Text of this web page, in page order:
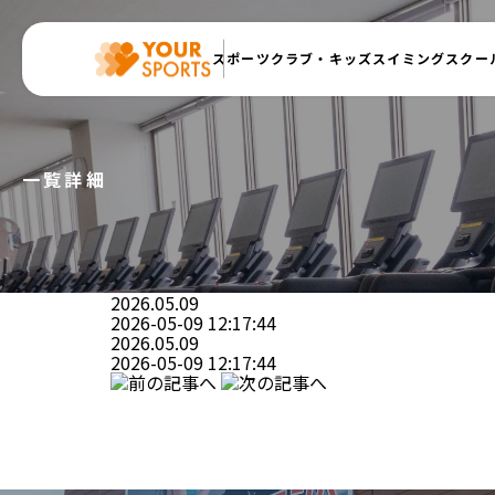
スポーツクラブ・ キッズスイミングスクー
一覧詳細
2026.05.09
2026-05-09 12:17:44
2026.05.09
2026-05-09 12:17:44